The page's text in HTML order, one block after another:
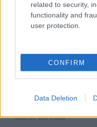
related to security,
functionality and
user protection.
CONFIRM
Data Deletion
Hópelyhek olvadása
Az ügy
oknyomozó műsor
Közéleti esti műsor